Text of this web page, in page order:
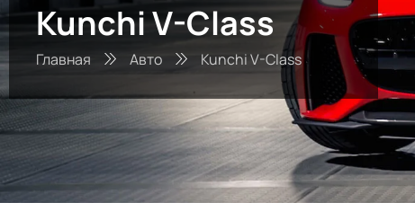
Kunchi V-Class
Главная Авто Kunchi V-Class